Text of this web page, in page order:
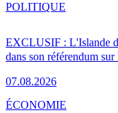
EXCLUSIF : L'Islande
dans son référendum
07.08.2026
POLITIQUE
ÉCONOMIE